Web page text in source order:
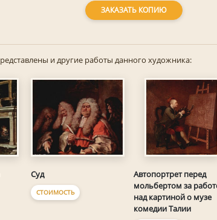
ЗАКАЗАТЬ КОПИЮ
и другие работы данного художника:
Суд
СТОИМОСТЬ
Автопортрет перед
мольбертом за
над картиной о музе
комедии Талии